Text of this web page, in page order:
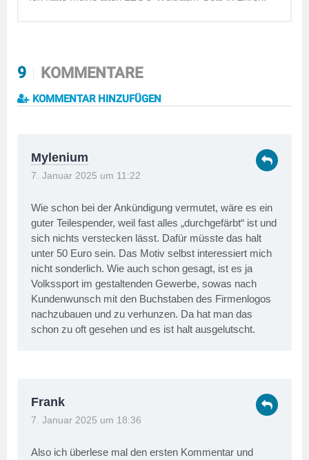
9 KOMMENTARE
KOMMENTAR HINZUFÜGEN
Mylenium
7. Januar 2025 um 11:22
Wie schon bei der Ankündigung vermutet, wäre es ein
guter Teilespender, weil fast alles „durchgefärbt“ ist und
sich nichts verstecken lässt. Dafür müsste das halt
unter 50 Euro sein. Das Motiv selbst interessiert mich
nicht sonderlich. Wie auch schon gesagt, ist es ja
Volkssport im gestaltenden Gewerbe, sowas nach
Kundenwunsch mit den Buchstaben des Firmenlogos
nachzubauen und zu verhunzen. Da hat man das
schon zu oft gesehen und es ist halt ausgelutscht.
Frank
7. Januar 2025 um 18:36
Also ich überlese mal den ersten Kommentar und